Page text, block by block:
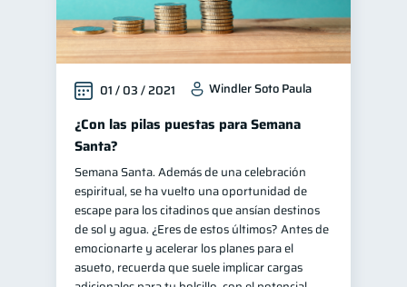
01 / 03 / 2021 Windler Soto Paula
¿Con las pilas puestas para Semana
Santa?
Semana Santa. Además de una celebración
espiritual, se ha vuelto una oportunidad de
escape para los citadinos que ansían destinos
de sol y agua. ¿Eres de estos últimos? Antes de
emocionarte y acelerar los planes para el
asueto, recuerda que suele implicar cargas